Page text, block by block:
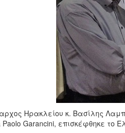
Ηρακλείου κ. Βασίλης
Paolo Garancini, επισκέφθηκε το